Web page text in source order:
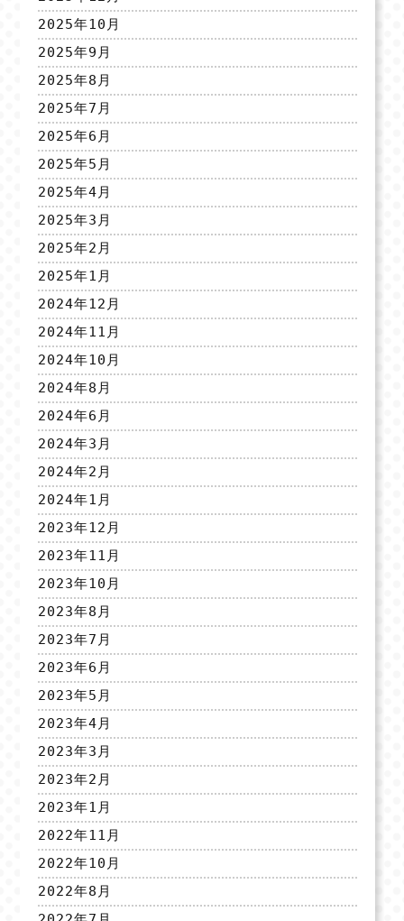
2025年10月
2025年9月
2025年8月
2025年7月
2025年6月
2025年5月
2025年4月
2025年3月
2025年2月
2025年1月
2024年12月
2024年11月
2024年10月
2024年8月
2024年6月
2024年3月
2024年2月
2024年1月
2023年12月
2023年11月
2023年10月
2023年8月
2023年7月
2023年6月
2023年5月
2023年4月
2023年3月
2023年2月
2023年1月
2022年11月
2022年10月
2022年8月